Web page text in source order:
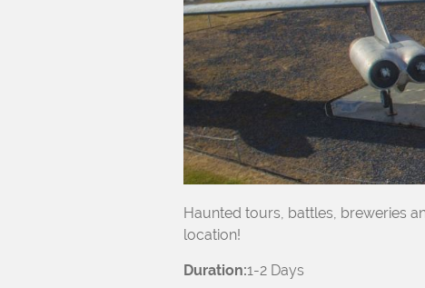
Haunted tours, battles, breweries
location!
Duration:1-2 Days